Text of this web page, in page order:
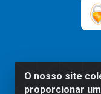
O nosso site
proporcionar